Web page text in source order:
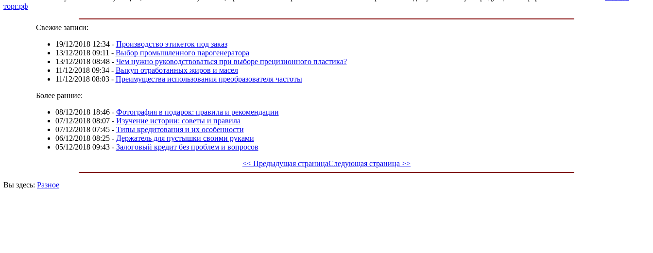
торг.рф
Свежие записи:
19/12/2018 12:34- Производство этикеток под заказ
13/12/2018 09:11 - Выбор промышленного парогенератора
13/12/2018 08:48- Чем нужно руководствоваться при выборе прецизионного пластика?
11/12/2018 09:34- Выкуп отработанных жиров и масел
11/12/2018 08:03- Преимущества использования преобразователя частоты
Более ранние:
08/12/2018 18:46- Фотография в подарок: правила и рекомендации
07/12/2018 08:07- Изучение истории: советы и правила
07/12/2018 07:45- Типы кредитования и их особенности
06/12/2018 08:25- Держатель для пустышки своими руками
05/12/2018 09:43- Залоговый кредит без проблем и вопросов
<< Предыдущая страницаСледующая страница >>
Вы здесь: Разное